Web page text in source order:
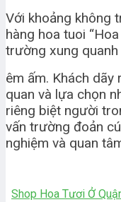
Với khoảng không
hàng hoa tuoi
trường xung
êm ấm. Khách
quan và lựa chọn
riêng biệt người
vấn trường đoản
nghiệm và quan
Shop Hoa Tươi Ở